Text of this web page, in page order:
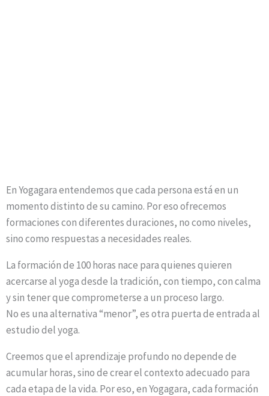
En Yogagara entendemos que cada persona está en un
momento distinto de su camino. Por eso ofrecemos
formaciones con diferentes duraciones, no como niveles,
sino como respuestas a necesidades reales.
La formación de 100 horas nace para quienes quieren
acercarse al yoga desde la tradición, con tiempo, con calma
y sin tener que comprometerse a un proceso largo.
No es una alternativa “menor”, es otra puerta de entrada al
estudio del yoga.
Creemos que el aprendizaje profundo no depende de
acumular horas, sino de crear el contexto adecuado para
cada etapa de la vida. Por eso, en Yogagara, cada formación